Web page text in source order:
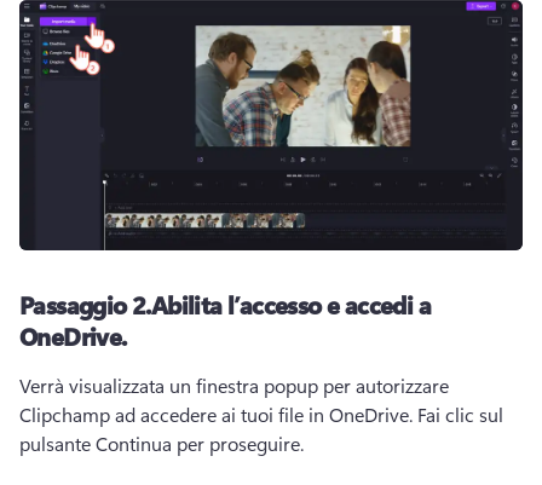
Passaggio 2.Abilita l’accesso e accedi a
OneDrive.
Verrà visualizzata un finestra popup per autorizzare
Clipchamp ad accedere ai tuoi file in OneDrive. Fai clic sul
pulsante Continua per proseguire.